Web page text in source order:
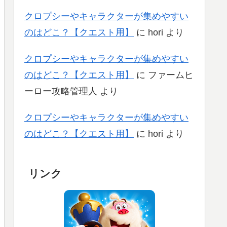
クロプシーやキャラクターが集めやすい
のはどこ？【クエスト用】
に hori より
クロプシーやキャラクターが集めやすい
のはどこ？【クエスト用】
に ファームヒ
ーロー攻略管理人 より
クロプシーやキャラクターが集めやすい
のはどこ？【クエスト用】
に hori より
リンク